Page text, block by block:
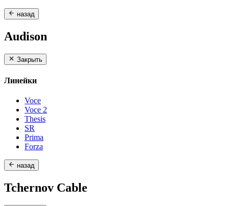
назад
Audison
Закрыть
Линейки
Voce
Voce 2
Thesis
SR
Prima
Forza
назад
Tchernov Cable